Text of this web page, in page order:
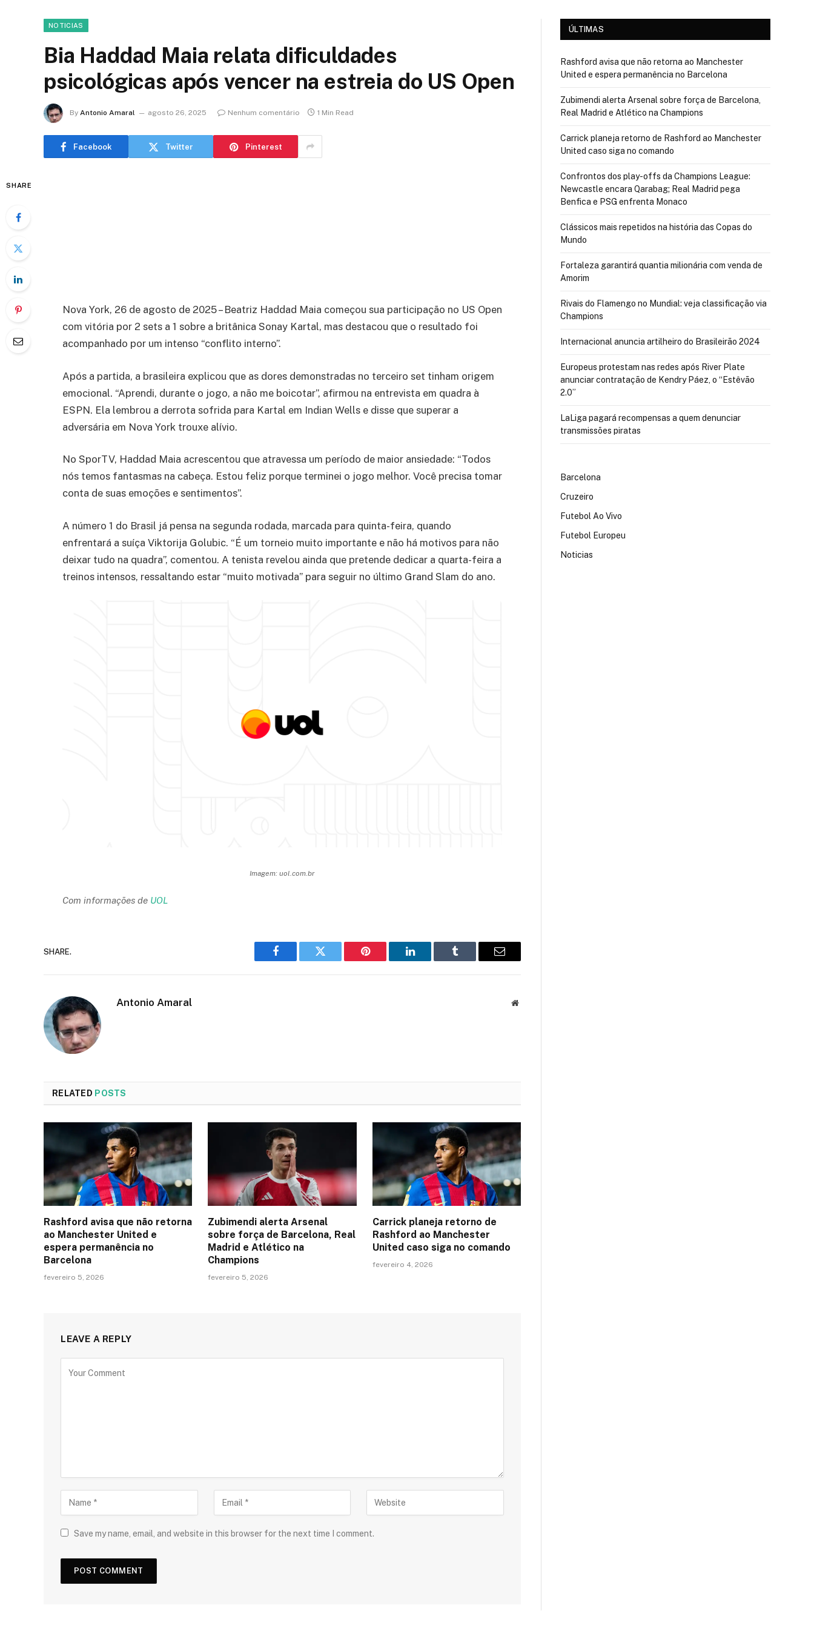
NOTICIAS
Bia Haddad Maia relata dificuldades
psicológicas após vencer na estreia do US Open
By Antonio Amaral agosto 26, 2025 Nenhum comentário 1 Min Read
Facebook Twitter Pinterest
SHARE
Nova York, 26 de agosto de 2025 – Beatriz Haddad Maia começou sua participação no US Open
com vitória por 2 sets a 1 sobre a britânica Sonay Kartal, mas destacou que o resultado foi
acompanhado por um intenso “conflito interno”.
Após a partida, a brasileira explicou que as dores demonstradas no terceiro set tinham origem
emocional. “Aprendi, durante o jogo, a não me boicotar”, afirmou na entrevista em quadra à
ESPN. Ela lembrou a derrota sofrida para Kartal em Indian Wells e disse que superar a
adversária em Nova York trouxe alívio.
No SporTV, Haddad Maia acrescentou que atravessa um período de maior ansiedade: “Todos
nós temos fantasmas na cabeça. Estou feliz porque terminei o jogo melhor. Você precisa tomar
conta de suas emoções e sentimentos”.
A número 1 do Brasil já pensa na segunda rodada, marcada para quinta-feira, quando
enfrentará a suíça Viktorija Golubic. “É um torneio muito importante e não há motivos para não
deixar tudo na quadra”, comentou. A tenista revelou ainda que pretende dedicar a quarta-feira a
treinos intensos, ressaltando estar “muito motivada” para seguir no último Grand Slam do ano.
Imagem: uol.com.br
Com informações de UOL
SHARE.
Facebook Twitter Pinterest LinkedIn Tumblr Email
Antonio Amaral Website
RELATED POSTS
Rashford avisa que não retorna
ao Manchester United e
espera permanência no
Barcelona
fevereiro 5, 2026
Zubimendi alerta Arsenal
sobre força de Barcelona, Real
Madrid e Atlético na
Champions
fevereiro 5, 2026
Carrick planeja retorno de
Rashford ao Manchester
United caso siga no comando
fevereiro 4, 2026
LEAVE A REPLY
Save my name, email, and website in this browser for the next time I comment.
ÚLTIMAS
Rashford avisa que não retorna ao Manchester
United e espera permanência no Barcelona
Zubimendi alerta Arsenal sobre força de Barcelona,
Real Madrid e Atlético na Champions
Carrick planeja retorno de Rashford ao Manchester
United caso siga no comando
Confrontos dos play-offs da Champions League:
Newcastle encara Qarabag; Real Madrid pega
Benfica e PSG enfrenta Monaco
Clássicos mais repetidos na história das Copas do
Mundo
Fortaleza garantirá quantia milionária com venda de
Amorim
Rivais do Flamengo no Mundial: veja classificação via
Champions
Internacional anuncia artilheiro do Brasileirão 2024
Europeus protestam nas redes após River Plate
anunciar contratação de Kendry Páez, o “Estêvão
2.0”
LaLiga pagará recompensas a quem denunciar
transmissões piratas
Barcelona
Cruzeiro
Futebol Ao Vivo
Futebol Europeu
Noticias